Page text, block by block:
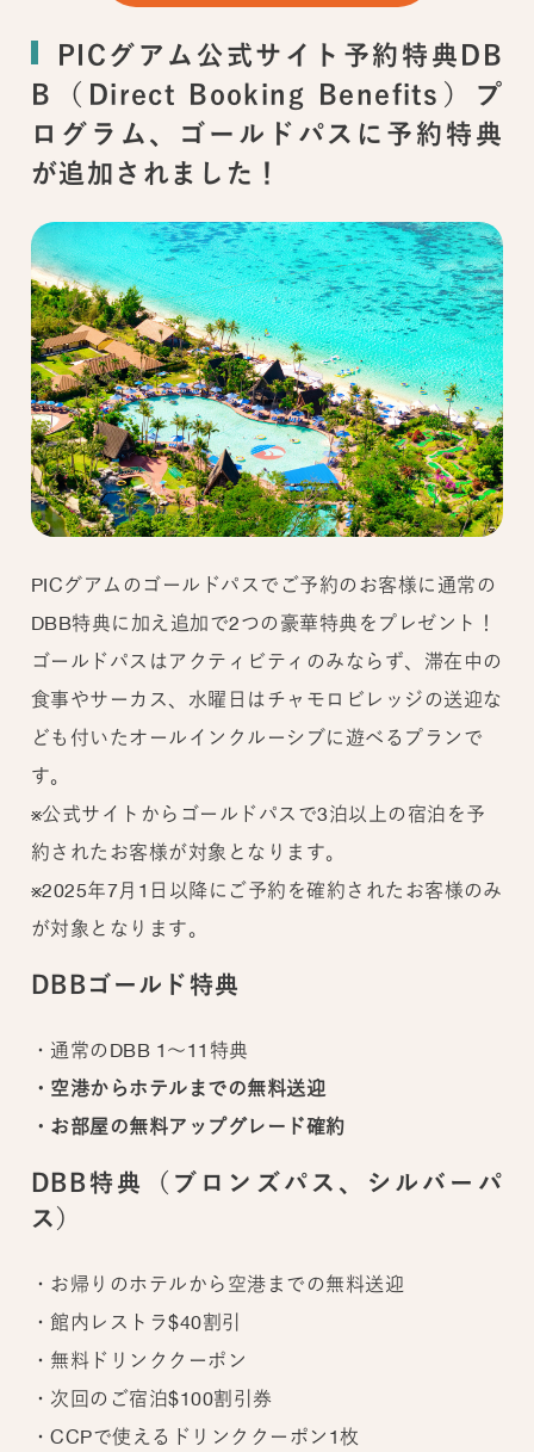
PICグアム公式サイト予約特典 DB
B（Direct Booking Benefits ）
プ
ログラム 、ゴールドパスに予約特典
が追加されました！
PICグアムのゴールドパスでご予約のお客様に通常の
DBB特典に加え追加で2つの豪華特典をプレゼント！
ゴールドパスはアクティビティのみならず、滞在中の
食事やサーカス、水曜日はチャモロビレッジの送迎な
ども付いたオールインクルーシブに遊べるプランで
す。
※公式サイトからゴールドパスで3泊以上の宿泊を予
約されたお客様が対象となります。
※2025年7月1日以降にご予約を確約されたお客様のみ
が対象となります。
DBBゴールド特典
・通常のDBB 1～11特典
・空港からホテルまでの無料送迎
・お部屋の無料アップグレード確約
DBB特典（ブロンズパス、シルバーパ
ス）
・お帰りのホテルから空港までの無料送迎
・館内レストラ$40割引
・無料ドリンククーポン
・次回のご宿泊$100割引券
・CCPで使えるドリンククーポン1枚